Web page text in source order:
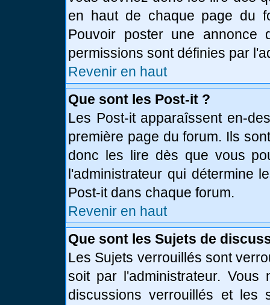
en haut de chaque page du
Pouvoir poster une annonce
permissions sont définies par
Revenir en haut
Que sont les Post-it ?
Les Post-it apparaîssent en-
première page du forum. Ils
donc les lire dès que vous
l'administrateur qui détermine
Post-it dans chaque forum.
Revenir en haut
Que sont les Sujets de
Les Sujets verrouillés sont
soit par l'administrateur.
discussions verrouillés et les